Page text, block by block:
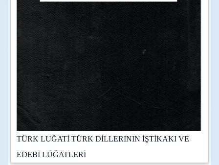
TÜRK LUĞATİ TÜRK DİLLERININ İŞTİKAKI VE
EDEBİ LÜĞATLERİ